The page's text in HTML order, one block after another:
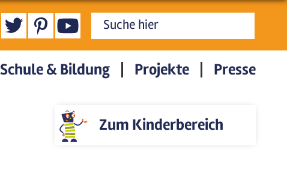
Suchformular
Schule & Bildung Projekte Presse
Zum Kinderbereich